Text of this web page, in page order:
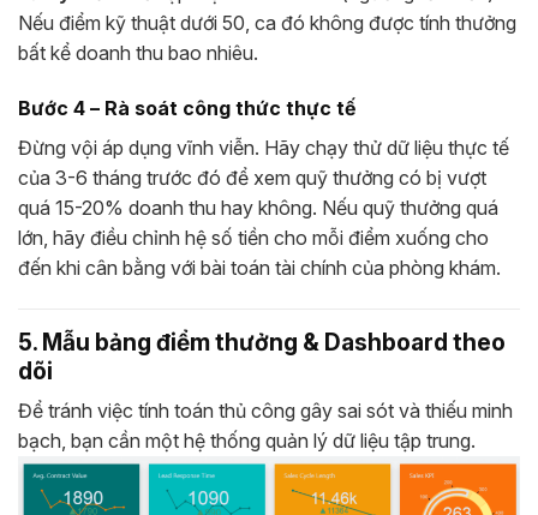
Nếu điểm kỹ thuật dưới 50, ca đó không được tính thưởng
bất kể doanh thu bao nhiêu.
Bước 4 – Rà soát công thức thực tế
Đừng vội áp dụng vĩnh viễn. Hãy chạy thử dữ liệu thực tế
của 3-6 tháng trước đó để xem quỹ thưởng có bị vượt
quá 15-20% doanh thu hay không. Nếu quỹ thưởng quá
lớn, hãy điều chỉnh hệ số tiền cho mỗi điểm xuống cho
đến khi cân bằng với bài toán tài chính của phòng khám.
5. Mẫu bảng điểm thưởng & Dashboard theo
dõi
Để tránh việc tính toán thủ công gây sai sót và thiếu minh
bạch, bạn cần một hệ thống quản lý dữ liệu tập trung.